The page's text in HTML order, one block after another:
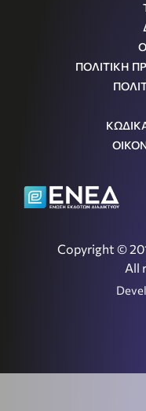
ΠΟΛΙΤΙΚΗ
Copyright ©
All